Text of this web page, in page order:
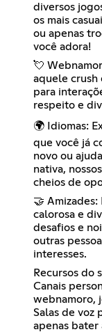
diversos
os mais
ou apenas
você adora!
💘
aquele crush
para
respeito e
🌍 Idiomas:
que você já
novo ou
nativa,
cheios de
🤝
calorosa e
desafios e
outras
interesses.
Recursos do
Canais
webnamoro,
Salas de voz
apenas